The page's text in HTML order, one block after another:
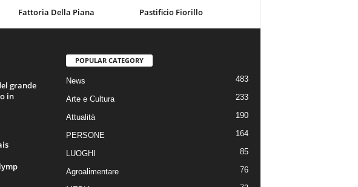
Fattoria Della Piana Pastificio Fiorillo
grande
in
POPULAR CATEGORY
News 483
Arte e Cultura 233
Attualità 190
PERSONE 164
LUOGHI 85
Agroalimentare 76